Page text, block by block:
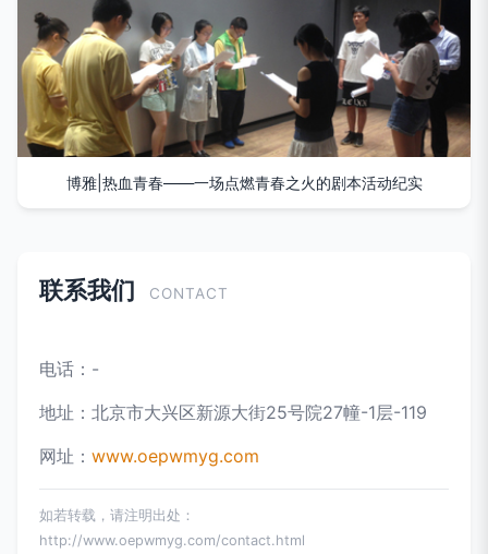
博雅|热血青春——一场点燃青春之火的剧本活动纪实
联系我们 CONTACT
电话：-
地址：北京市大兴区新源大街25号院27幢-1层-119
网址： www.oepwmyg.com
如若转载，请注明出处：
http://www.oepwmyg.com/contact.html